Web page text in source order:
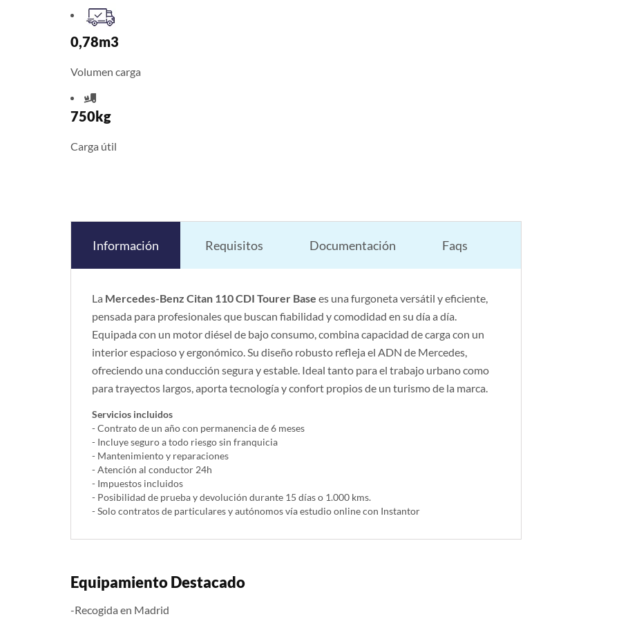
0,78m3
Volumen carga
750kg
Carga útil
Información Requisitos Documentación Faqs
La Mercedes-Benz Citan 110 CDI Tourer Base es una furgoneta versátil y eficiente,
pensada para profesionales que buscan fiabilidad y comodidad en su día a día.
Equipada con un motor diésel de bajo consumo, combina capacidad de carga con un
interior espacioso y ergonómico. Su diseño robusto refleja el ADN de Mercedes,
ofreciendo una conducción segura y estable. Ideal tanto para el trabajo urbano como
para trayectos largos, aporta tecnología y confort propios de un turismo de la marca.
Servicios incluidos
- Contrato de un año con permanencia de 6 meses
- Incluye seguro a todo riesgo sin franquicia
- Mantenimiento y reparaciones
- Atención al conductor 24h
- Impuestos incluidos
- Posibilidad de prueba y devolución durante 15 días o 1.000 kms.
- Solo contratos de particulares y autónomos vía estudio online con Instantor
Equipamiento Destacado
-Recogida en Madrid